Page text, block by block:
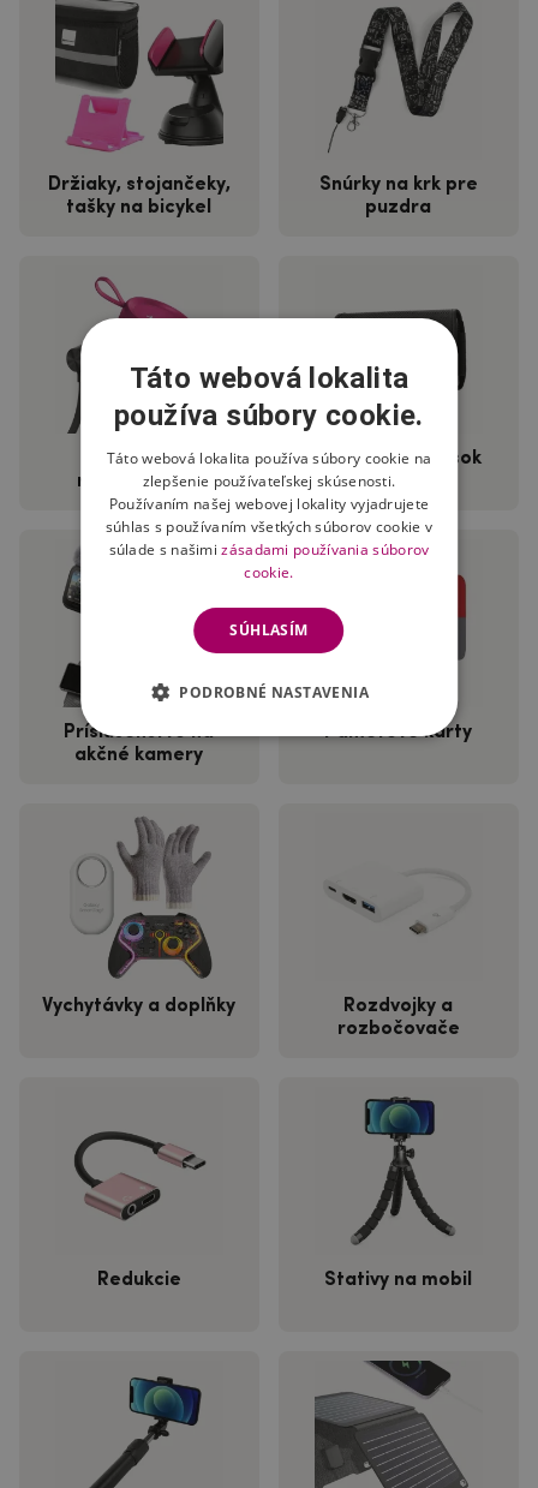
Držiaky, stojančeky,
tašky na bicykel
Šnúrky na krk pre
puzdra
Sluchátka a
reproduktory
Puzdrá na opasok
Príslušenstvo na
akčné kamery
Paměťové karty
Vychytávky a doplňky
Rozdvojky a
rozbočovače
Redukcie Stativy na mobil
Táto webová lokalita
používa súbory cookie.
Táto webová lokalita používa súbory cookie na
zlepšenie používateľskej skúsenosti.
Používaním našej webovej lokality vyjadrujete
súhlas s používaním všetkých súborov cookie v
súlade s našimizásadami používania súborov
cookie.
SÚHLASÍM
PODROBNÉ NASTAVENIA